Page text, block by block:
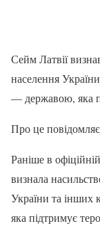
Сейм Латвії
населення
— державою, яка
Про це
Раніше в
визнала
України та інших
яка підтримує